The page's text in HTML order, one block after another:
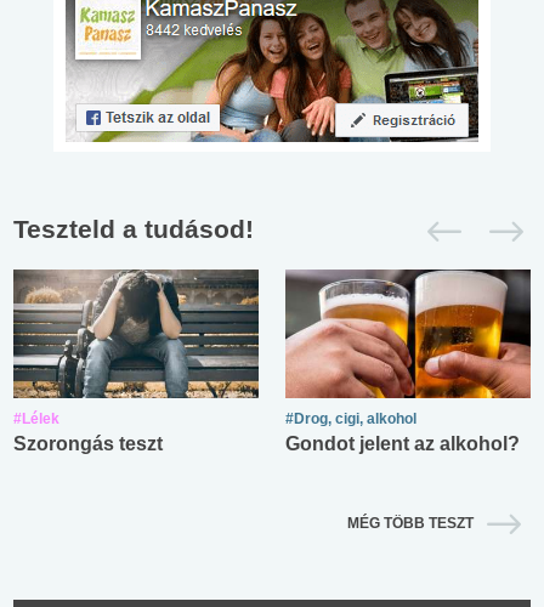
Teszteld a tudásod!
#Lélek
Szorongás teszt
#Drog, cigi, alkohol
Gondot jelent az alkohol?
MÉG TÖBB TESZT